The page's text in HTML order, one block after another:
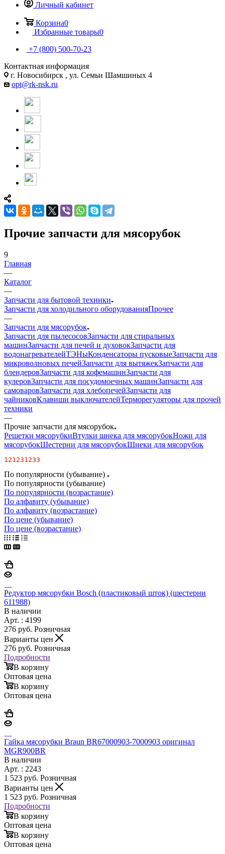
Личный кабинет
Корзина0
Избранные товары0
+7 (800) 500-70-23
Контактная информация
г. Новосибирск , ул. Семьи Шамшиных 4
opt@rk-nsk.ru
Прочие запчасти для мясорубок
9
Главная
—
Каталог
—
Запчасти для бытовой техники
Запчасти для холодильного оборудованияПрочее
—
Запчасти для мясорубок
Запчасти для пылесосовЗапчасти для стиральных
машинЗапчасти для печей и духовокЗапчасти для
водонагревателейТЭНыКонденсаторы пусковыеЗапчасти для
микроволновых печейЗапчасти для вытяжекЗапчасти для
блендеровЗапчасти для кофемашинЗапчасти для
кулеровЗапчасти для посудомоечных машинЗапчасти для
самоваровЗапчасти для хлебопечейЗапчасти для
чайниковКлавиши выключателейТерморегуляторы для прочей
техники
—
Прочие запчасти для мясорубок
Решетки мясорубкиВтулки шнека для мясорубокНожи для
мясорубокШестерни для мясорубокШнеки для мясорубок
121231233
По популярности (убывание)
По популярности (убывание)
По популярности (возрастание)
По алфавиту (убывание)
По алфавиту (возрастание)
По цене (убывание)
По цене (возрастание)
Редуктор мясорубки Bosch (пластиковый шток) (шестерни
611988)
В наличии
Арт. : 4199
276 руб. Розничная
Варианты цен
276 руб. Розничная
Подробности
В корзину
Оптовая цена
В корзину
Оптовая цена
Гайка мясорубки Braun BR67000903-7000903 оригинал
MGR900BR
В наличии
Арт. : 2243
1 523 руб. Розничная
Варианты цен
1 523 руб. Розничная
Подробности
В корзину
Оптовая цена
В корзину
Оптовая цена